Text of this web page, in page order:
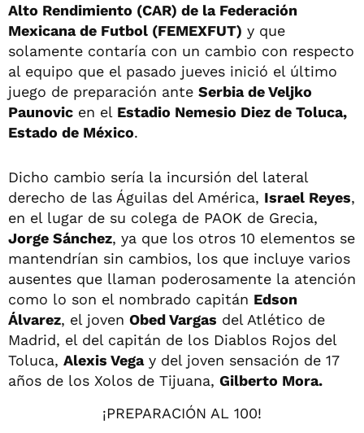
Alto Rendimiento (CAR) de la Federación
Mexicana de Futbol (FEMEXFUT) y que
solamente contaría con un cambio con respecto
al equipo que el pasado jueves inició el último
juego de preparación ante Serbia de Veljko
Paunovic en el Estadio Nemesio Diez de Toluca,
Estado de México.
Dicho cambio sería la incursión del lateral
derecho de las Águilas del América, Israel Reyes,
en el lugar de su colega de PAOK de Grecia,
Jorge Sánchez, ya que los otros 10 elementos se
mantendrían sin cambios, los que incluye varios
ausentes que llaman poderosamente la atención
como lo son el nombrado capitán Edson
Álvarez, el joven Obed Vargas del Atlético de
Madrid, el del capitán de los Diablos Rojos del
Toluca, Alexis Vegay del joven sensación de 17
años de los Xolos de Tijuana, Gilberto Mora.
¡PREPARACIÓN AL 100!